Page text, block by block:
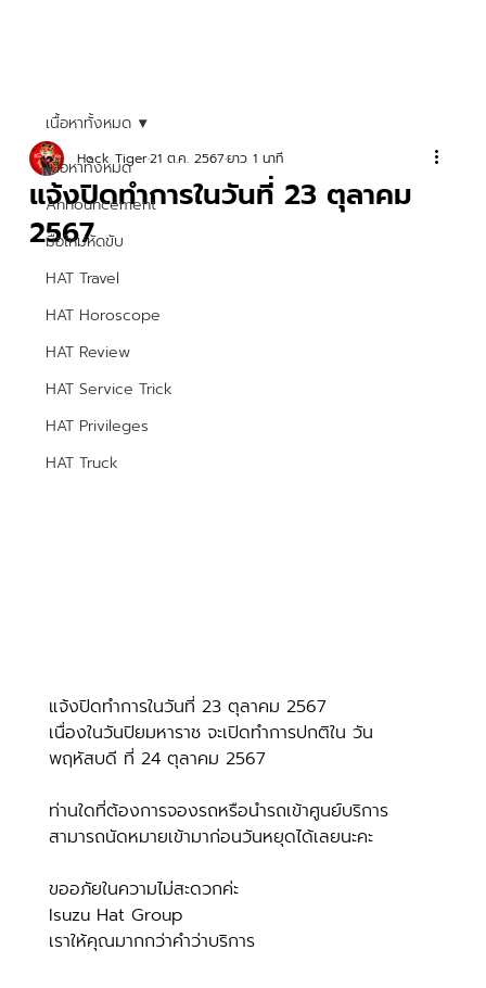
เนื้อหาทั้งหมด
Announcement
มือใหม่หัดขับ
HAT Travel
HAT Horoscope
HAT Review
HAT Service Trick
HAT Privileges
HAT Truck
เนื้อหาทั้งหมด
แจ้งปิดทำการในวันที่ 23 ตุลาคม
2567
Hock Tiger21 ต.ค. 2567ยาว 1 นาที
แจ้งปิดทำการในวันที่ 23 ตุลาคม 2567
เนื่องในวันปิยมหาราช จะเปิดทำการปกติใน วัน
พฤหัสบดี ที่ 24 ตุลาคม 2567
ท่านใดที่ต้องการจองรถหรือนำรถเข้าศูนย์บริการ
สามารถนัดหมายเข้ามาก่อนวันหยุดได้เลยนะคะ
ขออภัยในความไม่สะดวกค่ะ
Isuzu Hat Group
เราให้คุณมากกว่าคำว่าบริการ